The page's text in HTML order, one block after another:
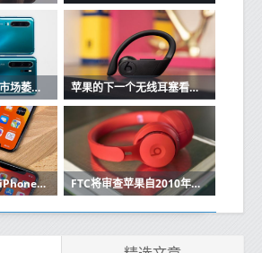
随着苹果的暴跌和市场萎缩，华为在中国保持强大 苹果的下一个无线耳塞看起来很像Beats Powerbeats Pro
苹果报告假期季度iPhone销售强劲 FTC将审查苹果自2010年以来的收购